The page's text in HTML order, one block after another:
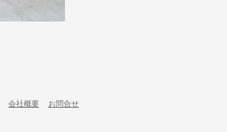
会社概要 お問合せ